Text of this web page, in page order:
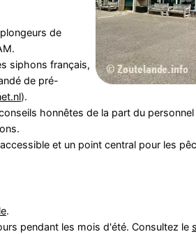
de
siphons français,
de pré-
).
honnêtes de la part du
et un point central pour les
.
pendant les mois d'été. Consultez le